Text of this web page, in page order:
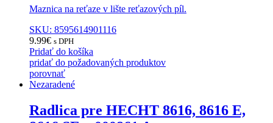
Maznica na reťaze v lište reťazových píl.
SKU: 8595614901116
9.99€ s DPH
Pridať do košíka
pridať do požadovaných produktov
porovnať
Nezaradené
Radlica pre HECHT 8616, 8616 E,